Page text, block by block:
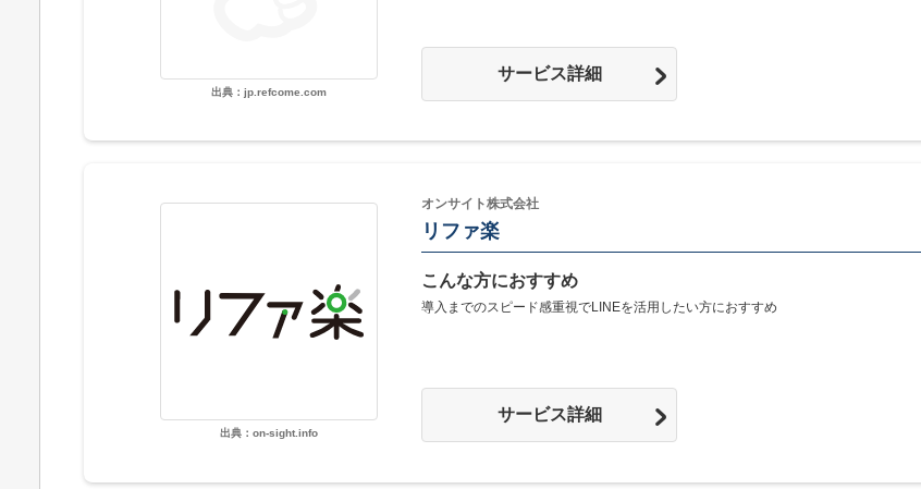
出典：jp.refcome.com
サービス詳細
出典：on-sight.info
オンサイト株式会社
リファ楽
こんな方におすすめ
導入までのスピード感重視でLINEを活用したい方におすすめ
サービス詳細